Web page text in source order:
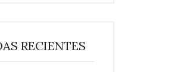
RECIENTES